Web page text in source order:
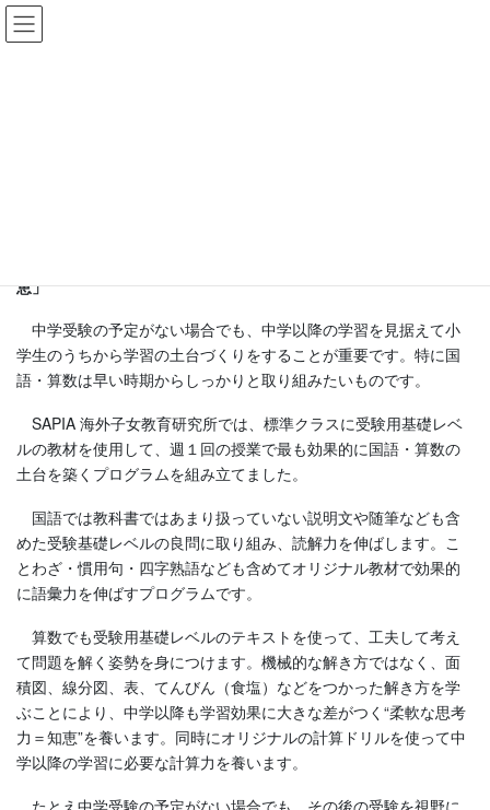
コ
ン
ナ
ビ
恵」
中学受験の予定がない場合でも、中学以降の学習を見据えて小
学生のうちから学習の土台づくりをすることが重要です。特に国
語・算数は早い時期からしっかりと取り組みたいものです。
SAPIA 海外子女教育研究所では、標準クラスに受験用基礎レベ
ルの教材を使用して、週１回の授業で最も効果的に国語・算数の
土台を築くプログラムを組み立てました。
国語では教科書ではあまり扱っていない説明文や随筆なども含
めた受験基礎レベルの良問に取り組み、読解力を伸ばします。こ
とわざ・慣用句・四字熟語なども含めてオリジナル教材で効果的
に語彙力を伸ばすプログラムです。
算数でも受験用基礎レベルのテキストを使って、工夫して考え
て問題を解く姿勢を身につけます。機械的な解き方ではなく、面
積図、線分図、表、てんびん（食塩）などをつかった解き方を学
ぶことにより、中学以降も学習効果に大きな差がつく“柔軟な思考
力＝知恵”を養います。同時にオリジナルの計算ドリルを使って中
学以降の学習に必要な計算力を養います。
たとえ中学受験の予定がない場合でも、その後の受験を視野に